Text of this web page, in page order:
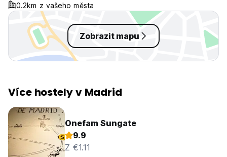
0.2km z vašeho města
Zobrazit mapu
Více hostely v Madrid
Onefam Sungate
9.9
Z €1.11